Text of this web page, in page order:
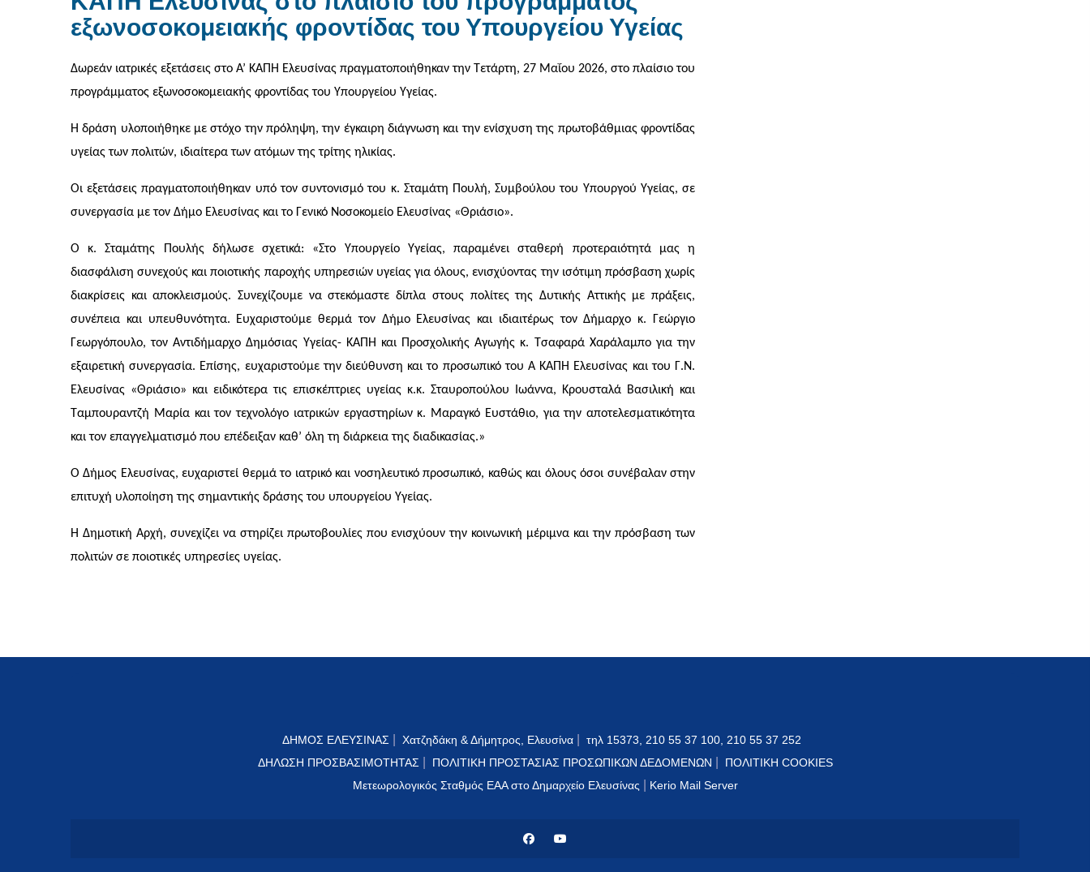
εξωνοσοκομειακής φροντίδας του Υπουργείου Υγείας
Δωρεάν ιατρικές εξετάσεις στο Α’ ΚΑΠΗ Ελευσίνας πραγματοποιήθηκαν την Τετάρτη, 27 Μαΐου 2026, στο πλαίσιο του
προγράμματος εξωνοσοκομειακής φροντίδας του Υπουργείου Υγείας.
Η δράση υλοποιήθηκε με στόχο την πρόληψη, την έγκαιρη διάγνωση και την ενίσχυση της πρωτοβάθμιας φροντίδας
υγείας των πολιτών, ιδιαίτερα των ατόμων της τρίτης ηλικίας.
Οι εξετάσεις πραγματοποιήθηκαν υπό τον συντονισμό του κ. Σταμάτη Πουλή, Συμβούλου του Υπουργού Υγείας, σε
συνεργασία με τον Δήμο Ελευσίνας και το Γενικό Νοσοκομείο Ελευσίνας «Θριάσιο».
Ο κ. Σταμάτης Πουλής δήλωσε σχετικά: «Στο Υπουργείο Υγείας, παραμένει σταθερή προτεραιότητά μας η
διασφάλιση συνεχούς και ποιοτικής παροχής υπηρεσιών υγείας για όλους, ενισχύοντας την ισότιμη πρόσβαση χωρίς
διακρίσεις και αποκλεισμούς. Συνεχίζουμε να στεκόμαστε δίπλα στους πολίτες της Δυτικής Αττικής με πράξεις,
συνέπεια και υπευθυνότητα. Ευχαριστούμε θερμά τον Δήμο Ελευσίνας και ιδιαιτέρως τον Δήμαρχο κ. Γεώργιο
Γεωργόπουλο, τον Αντιδήμαρχο Δημόσιας Υγείας- ΚΑΠΗ και Προσχολικής Αγωγής κ. Τσαφαρά Χαράλαμπο για την
εξαιρετική συνεργασία. Επίσης, ευχαριστούμε την διεύθυνση και το προσωπικό του Ά ΚΑΠΗ Ελευσίνας και του Γ.Ν.
Ελευσίνας «Θριάσιο» και ειδικότερα τις επισκέπτριες υγείας κ.κ. Σταυροπούλου Ιωάννα, Κρουσταλά Βασιλική και
Ταμπουραντζή Μαρία και τον τεχνολόγο ιατρικών εργαστηρίων κ. Μαραγκό Ευστάθιο, για την αποτελεσματικότητα
και τον επαγγελματισμό που επέδειξαν καθ’ όλη τη διάρκεια της διαδικασίας.»
Ο Δήμος Ελευσίνας, ευχαριστεί θερμά το ιατρικό και νοσηλευτικό προσωπικό, καθώς και όλους όσοι συνέβαλαν στην
επιτυχή υλοποίηση της σημαντικής δράσης του υπουργείου Υγείας.
Η Δημοτική Αρχή, συνεχίζει να στηρίζει πρωτοβουλίες που ενισχύουν την κοινωνική μέριμνα και την πρόσβαση των
πολιτών σε ποιοτικές υπηρεσίες υγείας.
ΔΗΜΟΣ ΕΛΕΥΣΙΝΑΣ Χατζηδάκη & Δήμητρος, Ελευσίνα
τηλ 15373, 210 55 37 100, 210 55 37 252
ΔΗΛΩΣΗ ΠΡΟΣΒΑΣΙΜΟΤΗΤΑΣ
ΠΟΛΙΤΙΚΗ ΠΡΟΣΤΑΣΙΑΣ ΠΡΟΣΩΠΙΚΩΝ ΔΕΔΟΜΕΝΩΝ
ΠΟΛΙΤΙΚΗ COOKIES
Μετεωρολογικός Σταθμός ΕΑΑ στο Δημαρχείο Ελευσίνας
Kerio Mail Server